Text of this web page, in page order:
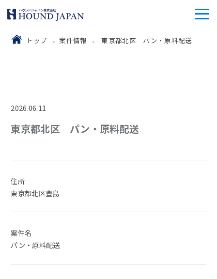
トップ 案件情報 東京都北区 パン・原料配送
2026.06.11
東京都北区 パン・原料配送
住所
東京都北区豊島
案件名
パン・原料配送